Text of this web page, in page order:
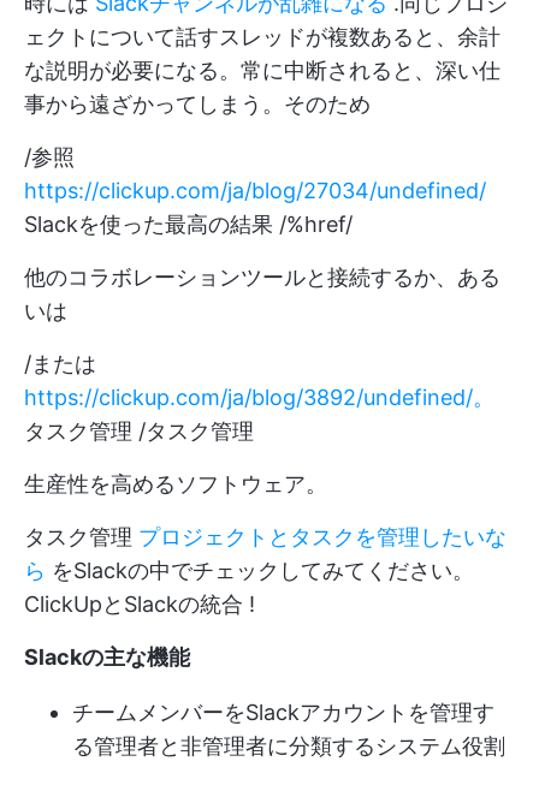
ェクトについて話すスレッドが複数あると、余計
な説明が必要になる。常に中断されると、深い仕
事から遠ざかってしまう。そのため
/参照
https://clickup.com/ja/blog/27034/undefined/
Slackを使った最高の結果 /%href/
他のコラボレーションツールと接続するか、ある
いは
/または
https://clickup.com/ja/blog/3892/undefined/。
タスク管理 /タスク管理
生産性を高めるソフトウェア。
タスク管理 プロジェクトとタスクを管理したいな
ら をSlackの中でチェックしてみてください。
ClickUpとSlackの統合 !
Slackの主な機能
チームメンバーをSlackアカウントを管理す
る管理者と非管理者に分類するシステム役割